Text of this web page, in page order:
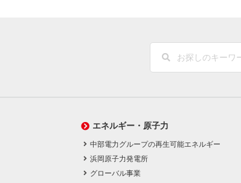
エネルギー・原子力
中部電力グループの再生可能エネルギー
浜岡原子力発電所
グローバル事業